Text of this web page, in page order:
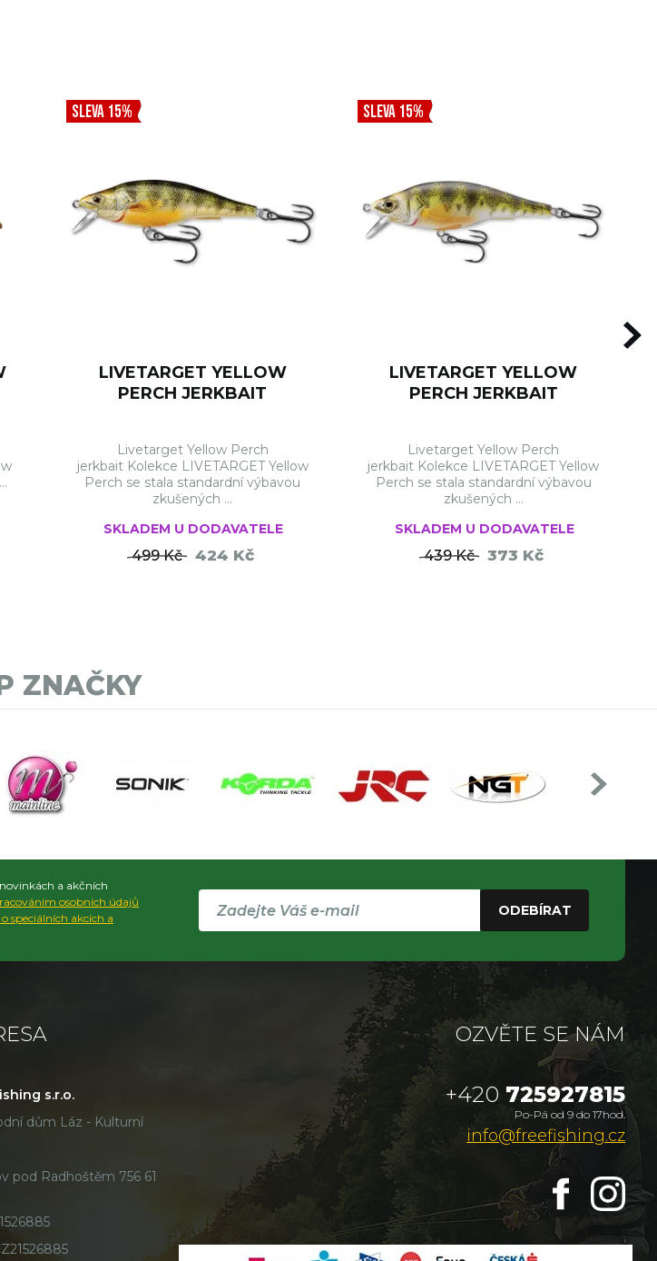
SLEVA 15%
LIVETARGET YELLOW
PERCH JERKBAIT
Livetarget Yellow Perch
jerkbait Kolekce LIVETARGET Yellow
Perch se stala standardní výbavou
zkušených ...
SKLADEM U DODAVATELE
499 Kč 424 Kč
SLEVA 15%
LIVETARGET YELLOW
PERCH JERKBAIT
Livetarget Yellow Perch
jerkbait Kolekce LIVETARGET Yellow
Perch se stala standardní výbavou
zkušených ...
SKLADEM U DODAVATELE
439 Kč 373 Kč
ZNAČKY
a akčních
osobních údajů
speciálních akcích a
ODEBÍRAT
s.r.o.
dům Láz - Kulturní
pod Radhoštěm 756 61
OZVĚTE SE NÁM
+420 725927815
Po-Pá od 9 do 17hod.
info@freefishing.cz